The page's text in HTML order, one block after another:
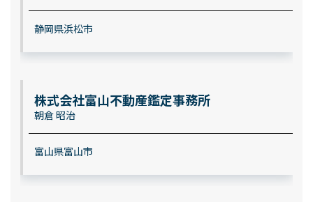
静岡県浜松市
株式会社富山不動産鑑定事務所
朝倉 昭治
富山県富山市